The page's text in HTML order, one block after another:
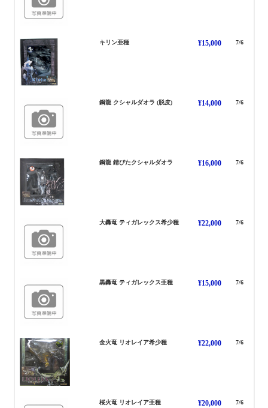
キリン亜種きりん あしゅ ¥15,000 7/6
鋼龍 クシャルダオラ (脱皮)くしゃるだおら だっぴ
¥14,000 7/6
鋼龍 錆びたクシャルダオラくしゃるだおら さび
¥16,000 7/6
大轟竜 ティガレックス希少種てぃがれっくす きしょうしゅ
¥22,000 7/6
黒轟竜 ティガレックス亜種てぃがれっくす あしゅ
¥15,000 7/6
金火竜 リオレイア希少種りおれいあ きしょうしゅ
¥22,000 7/6
桜火竜 リオレイア亜種りおれいあ あしゅ
¥20,000 7/6